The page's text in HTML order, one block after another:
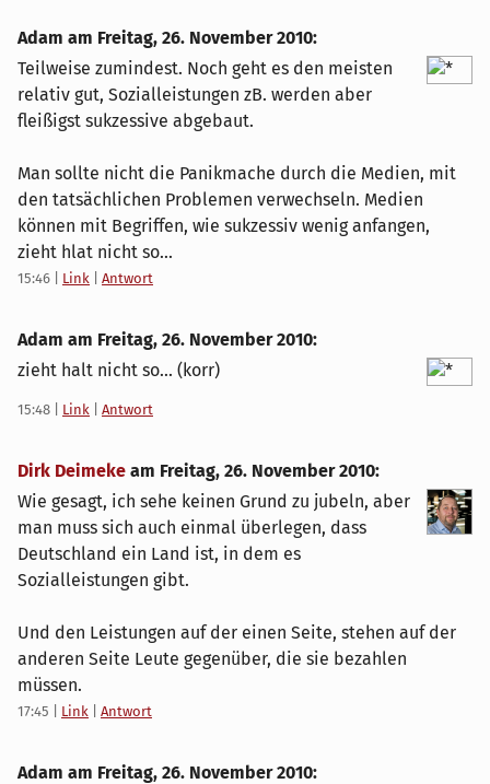
Adam am Freitag, 26. November 2010:
Teilweise zumindest. Noch geht es den meisten
relativ gut, Sozialleistungen zB. werden aber
fleißigst sukzessive abgebaut.
Man sollte nicht die Panikmache durch die Medien, mit
den tatsächlichen Problemen verwechseln. Medien
können mit Begriffen, wie sukzessiv wenig anfangen,
zieht hlat nicht so...
15:46 Link Antwort
Adam am Freitag, 26. November 2010:
zieht halt nicht so... (korr)
15:48 Link Antwort
Dirk Deimeke am Freitag, 26. November 2010:
Wie gesagt, ich sehe keinen Grund zu jubeln, aber
man muss sich auch einmal überlegen, dass
Deutschland ein Land ist, in dem es
Sozialleistungen gibt.
Und den Leistungen auf der einen Seite, stehen auf der
anderen Seite Leute gegenüber, die sie bezahlen
müssen.
17:45 Link Antwort
Adam am Freitag, 26. November 2010: